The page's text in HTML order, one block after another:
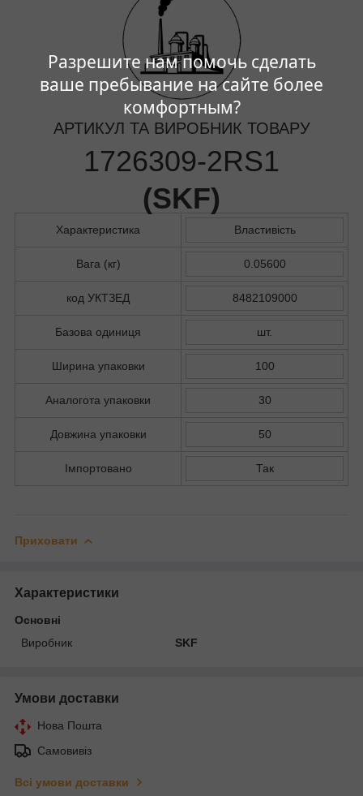
Разрешите нам помочь сделать
ваше пребывание на сайте более
комфортным?
АРТИКУЛ ТА ВИРОБНИК ТОВАРУ
1726309-2RS1
(SKF)
Характеристика Властивість
Вага (кг) 0.05600
код УКТЗЕД 8482109000
Базова одиниця шт.
Ширина упаковки 100
Аналогота упаковки 30
Довжина упаковки 50
Імпортовано Так
Приховати
Характеристики
Основні
Виробник
SKF
Умови доставки
Нова Пошта
Самовивіз
Всі умови доставки